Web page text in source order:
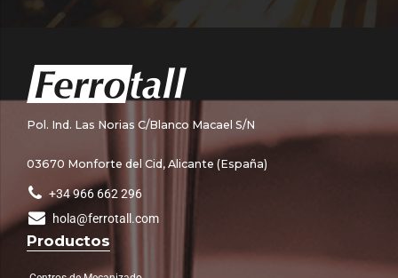
Pol. Ind. Las Norias C/Blanco Macael S/N
03670 Monforte del Cid, Alicante (España)
+34 966 662 296
hola@ferrotall.com
Productos